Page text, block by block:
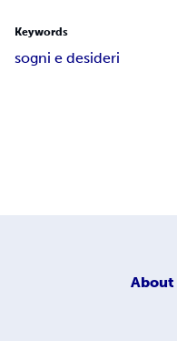
Keywords
sogni e desideri
About